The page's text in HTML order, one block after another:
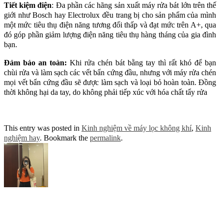
Tiết kiệm điện: Đa phần các hãng sản xuất máy rửa bát lớn trên thế
giới như Bosch hay Electrolux đều trang bị cho sản phẩm của mình
một mức tiêu thụ điện năng tương đối thấp và đạt mức trên A+, qua
đó góp phần giảm lượng điện năng tiêu thụ hàng tháng của gia đình
bạn.
Đảm bảo an toàn: Khi rửa chén bát bằng tay thì rất khó để bạn
chùi rửa và làm sạch các vết bẩn cứng đầu, nhưng với máy rửa chén
mọi vết bẩn cứng đầu sẽ được làm sạch và loại bỏ hoàn toàn. Đồng
thời không hại da tay, do không phải tiếp xúc với hóa chất tẩy rửa
This entry was posted in Kinh nghiệm về máy lọc không khí, Kinh
nghiệm hay. Bookmark the permalink.